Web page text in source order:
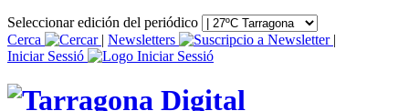
Seleccionar edición del periódico
Cerca
| Newsletters
|
Iniciar Sessió